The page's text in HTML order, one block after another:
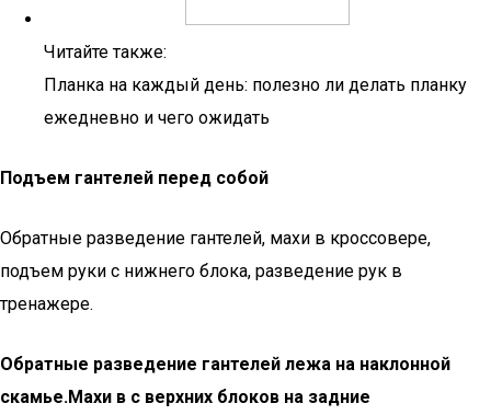
Читайте также:
Планка на каждый день: полезно ли делать планку
ежедневно и чего ожидать
Подъем гантелей перед собой
Обратные разведение гантелей, махи в кроссовере,
подъем руки с нижнего блока, разведение рук в
тренажере.
Обратные разведение гантелей лежа на наклонной
скамье.Махи в с верхних блоков на задние